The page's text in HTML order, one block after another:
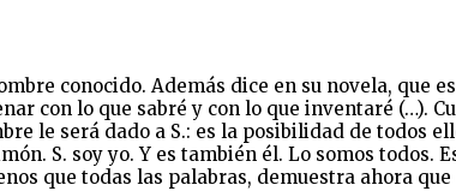
conocido. Además dice en su novela, que
con lo que sabré y con lo que inventaré (…).
le será dado a S.: es la posibilidad de todos
S. soy yo. Y es también él. Lo somos todos.
que todas las palabras, demuestra ahora que